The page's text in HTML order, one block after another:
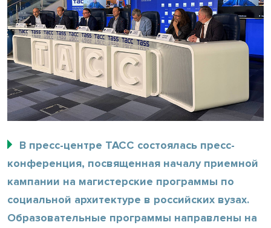
В пресс-центре ТАСС состоялась пресс-
конференция, посвященная началу приемной
кампании на магистерские программы по
социальной архитектуре в российских вузах.
Образовательные программы направлены на